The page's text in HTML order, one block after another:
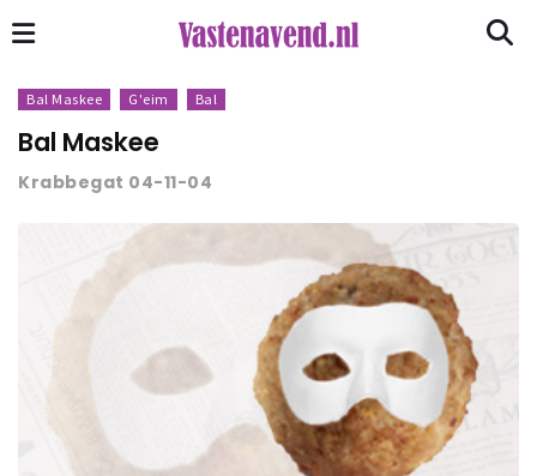
Bal Maskee G'eim Bal
Bal Maskee
Krabbegat 04-11-04